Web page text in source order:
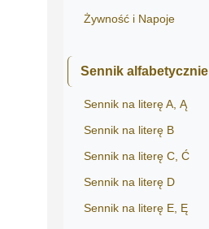
Żywność i Napoje
Sennik alfabetycznie
Sennik na literę A, Ą
Sennik na literę B
Sennik na literę C, Ć
Sennik na literę D
Sennik na literę E, Ę